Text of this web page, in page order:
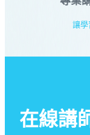
讓學
在線講